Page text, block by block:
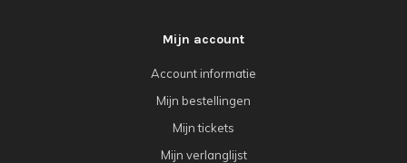
Mijn account
Account informatie
Mijn bestellingen
Mijn tickets
Mijn verlanglijst